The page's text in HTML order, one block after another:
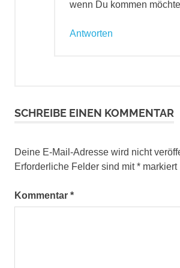
wenn Du kommen
Antworten
SCHREIBE EINEN KOMMENTAR
Deine E-Mail-Adresse wird nicht
Erforderliche Felder sind mit* markiert
Kommentar *